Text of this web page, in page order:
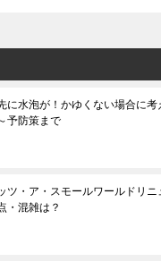
に水泡が！かゆくない場合に
予防策まで
ツ・ア・スモールワールドリ
・混雑は？